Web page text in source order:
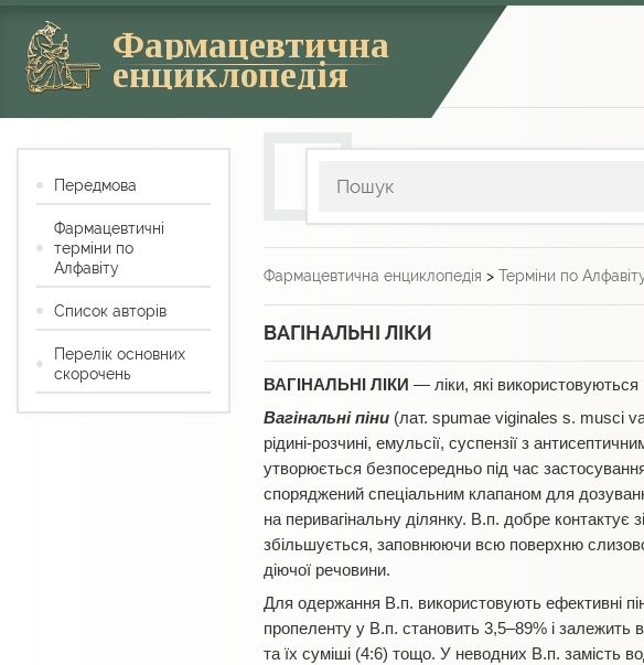
Фармацевтична
енциклопедія
Фармацевтична енциклопедія > Терміни по
ВАГІНАЛЬНІ ЛІКИ
ВАГІНАЛЬНІ ЛІКИ — ліки, які використовуються
Вагінальні піни (лат. spumae viginales s. musci
рідині-розчині, емульсії, суспензії з
утворюється безпосередньо під час
споряджений спеціальним клапаном для
на перивагінальну ділянку. В.п. добре контактує
збільшується, заповнюючи всю поверхню
діючої речовини.
Для одержання В.п. використовують ефективні
пропеленту у В.п. становить 3,5–89% і залежить
та їх суміші (4:6) тощо. У неводних В.п. замість
Передмова
Фармацевтичні
терміни по
Алфавіту
Список авторів
Перелік основних
скорочень